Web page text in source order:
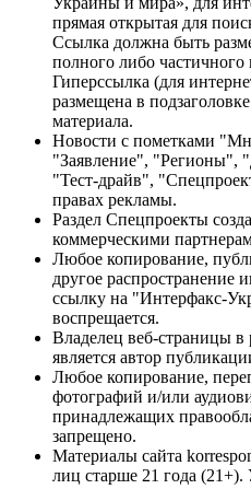
прямая открытая для
Ссылка должна быть
полного либо частичного
Гиперссылка (для
размещена в
материала.
Новости с пометками
"Заявление", "Регионы",
"Тест-драйв",
правах рекламы.
Раздел Спецпроекты
коммерческими
Любое копирование,
другое распространение
ссылку на "Интерфакс-
воспрещается.
Владелец веб-страницы в
является автор
Любое копирование,
фотографий и/или
принадлежащих
запрещено.
Материалы сайта
лиц старше 21 года (21+).